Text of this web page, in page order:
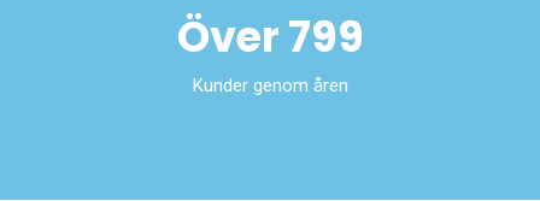
Över 800
Kunder genom åren